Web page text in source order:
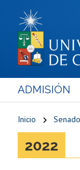
ADMISIÓN
Inicio
2022